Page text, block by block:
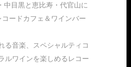
中目黒と恵比寿・代官山に
ードカフェ＆ワインバー
る音楽、スペシャルティコ
ルワインを楽しめるレコー